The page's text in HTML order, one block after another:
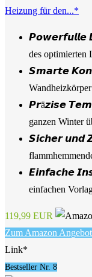
Heizung für den...*
𝙋𝙤𝙬𝙚𝙧𝙛𝙪𝙡𝙡𝙚
des optimierten
𝙎𝙢𝙖𝙧𝙩𝙚
𝙋𝙧ä𝙯𝙞𝙨𝙚
ganzen Winter
𝙎𝙞𝙘𝙝𝙚𝙧 𝙪𝙣𝙙
𝙀𝙞𝙣𝙛𝙖𝙘𝙝𝙚
einfachen
119,99 EUR
Zum Amazon
Link*
Bestseller Nr. 8